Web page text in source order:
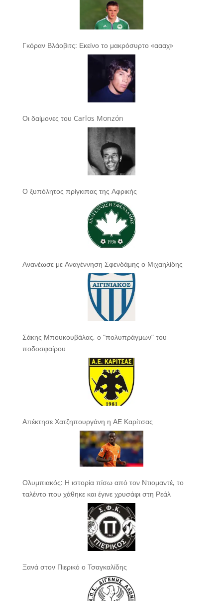
Γκόραν Βλάοβιτς: Εκείνο το μακρόσυρτο «αααχ»
Οι δαίμονες του Carlos Monzón
Ο ξυπόλητος πρίγκιπας της Αφρικής
Ανανέωσε με Αναγέννηση Σφενδάμης ο Μιχαηλίδης
Σάκης Μπουκουβάλας, ο “πολυπράγμων” του
ποδοσφαίρου
Απέκτησε Χατζηπουργάνη η ΑΕ Καρίτσας
Ολυμπιακός: Η ιστορία πίσω από τον Ντιομαντέ, το
ταλέντο που χάθηκε και έγινε χρυσάφι στη Ρεάλ
Ξανά στον Πιερικό ο Τσαγκαλίδης